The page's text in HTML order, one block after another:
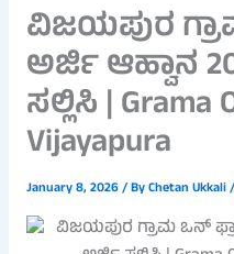
ವಿಜಯಪುರ
ಅರ್ಜಿ ಆಹ್ವಾನ
ಸಲ್ಲಿಸಿ | Grama
Vijayapura
January 8, 2026/ ByChetan Ukkali/